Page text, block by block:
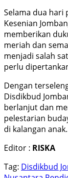
Selama dua hari
Kesenian
memberikan
meriah dan
menjadi salah
perlu
Dengan
Disdikbud
berlanjut dan
pelestarian
di kalangan anak.
Editor : RISKA
Tag: Disdikbud